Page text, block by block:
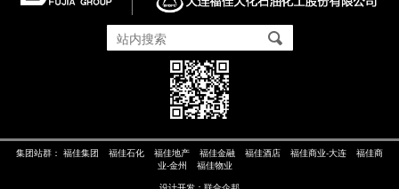
集团站群： 福佳集团 福佳石化 福佳地产 福佳金融 福佳酒店 福佳商业-大连
福佳商
业-金州
福佳物业